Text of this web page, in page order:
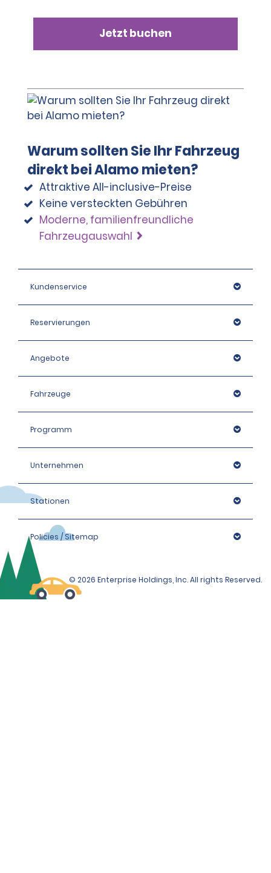
Jetzt buchen
Warum sollten Sie Ihr Fahrzeug
direkt bei Alamo mieten?
Attraktive All-inclusive-Preise
Keine versteckten Gebühren
Moderne, familienfreundliche
Fahrzeugauswahl
Kundenservice
Reservierungen
Angebote
Fahrzeuge
Programm
Unternehmen
Stationen
Policies / Sitemap
© 2026 Enterprise Holdings, Inc. All rights Reserved.